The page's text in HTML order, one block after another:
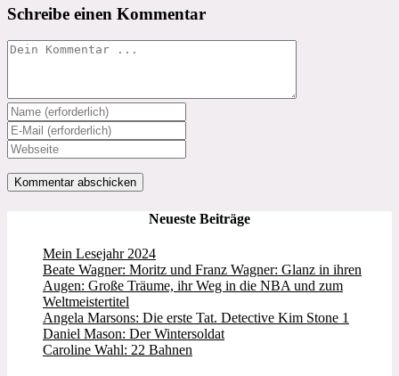
Schreibe einen Kommentar
Kommentieren
Gib
deinen
Namen
oder
Benutzernamen
zum
Gib
deine
E-
Mail-
Adresse
Gib
deine
Website-
URL
Neueste Beiträge
Mein Lesejahr 2024
Beate Wagner: Moritz und Franz Wagner: Glanz in ihren
Augen: Große Träume, ihr Weg in die NBA und zum
Weltmeistertitel
Angela Marsons: Die erste Tat. Detective Kim Stone 1
Daniel Mason: Der Wintersoldat
Caroline Wahl: 22 Bahnen